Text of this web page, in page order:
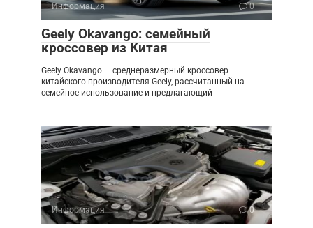
Информация 0
Geely Okavango: семейный
кроссовер из Китая
Geely Okavango — среднеразмерный кроссовер
китайского производителя Geely, рассчитанный на
семейное использование и предлагающий
Информация 0